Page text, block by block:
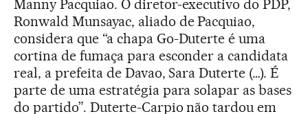
Manny Pacquiao. O diretor-executivo do PDP,
Ronwald Munsayac, aliado de Pacquiao,
considera que “a chapa Go-Duterte é uma
cortina de fumaça para esconder a candidata
real, a prefeita de Davao, Sara Duterte (…). É
parte de uma estratégia para solapar as bases
do partido”. Duterte-Carpio não tardou em